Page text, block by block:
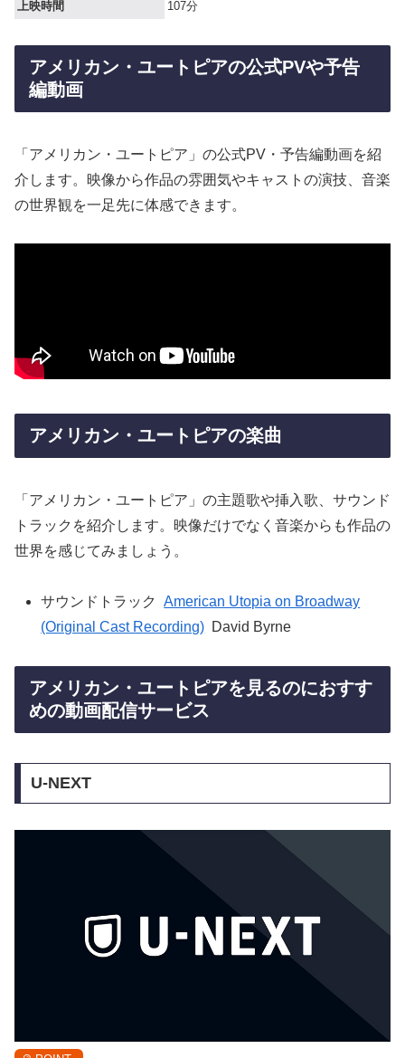
上映時間
107分
アメリカン・ユートピアの公式PVや予告
編動画
「アメリカン・ユートピア」の公式PV・予告編動画を紹
介します。映像から作品の雰囲気やキャストの演技、音楽
の世界観を一足先に体感できます。
アメリカン・ユートピアの楽曲
「アメリカン・ユートピア」の主題歌や挿入歌、サウンド
トラックを紹介します。映像だけでなく音楽からも作品の
世界を感じてみましょう。
サウンドトラック
American Utopia on Broadway
(Original Cast Recording) David Byrne
アメリカン・ユートピアを見るのにおすす
めの動画配信サービス
U-NEXT